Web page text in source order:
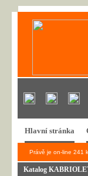
Hlavní stránka
Právě je on-line 241
Katalog